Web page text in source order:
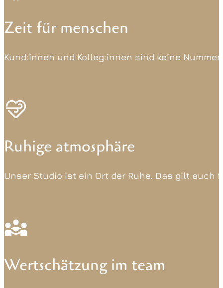
Zeit für menschen
Kund:innen und Kolleg:innen sind keine
Ruhige atmosphäre
Unser Studio ist ein Ort der Ruhe. Das gilt auch
Wertschätzung im team